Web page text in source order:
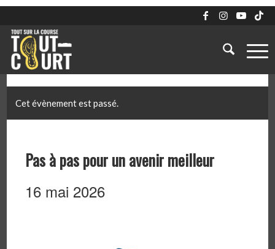
Cet évènement est passé.
Pas à pas pour un avenir meilleur
16 mai 2026